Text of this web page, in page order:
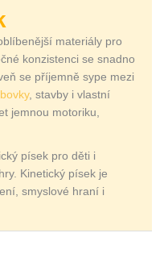
materiály pro
konzistenci se snadno
se příjemně sype mezi
, stavby i vlastní
jemnou motoriku,
písek pro děti i
Kinetický písek je
smyslové hraní i